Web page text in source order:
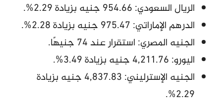
الريال السعودي: 954.66 جنيه بزيادة 2.29%.
الدرهم الإماراتي: 975.47 جنيه بزيادة 2.28%.
الجنيه المصري: استقرار عند 74 جنيهًا.
اليورو: 4,211.76 جنيه بزيادة 3.49%.
الجنيه الإسترليني: 4,837.83 جنيه بزيادة
2.29%.